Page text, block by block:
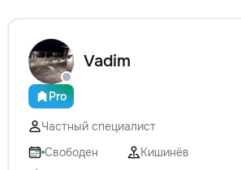
Pro
Vadim
Частный специалист
Свободен
Кишинёв